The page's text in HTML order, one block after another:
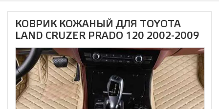
КОВРИК КОЖАНЫЙ ДЛЯ TOYOTA
LAND CRUZER PRADO 120 2002-2009
700-
Телефон:+7
(495)
989-
Электронная
почта:
info@avtopilot1.ru